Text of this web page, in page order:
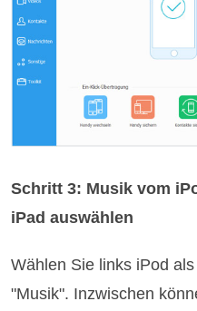
Schritt 3: Musik vom
iPad auswählen
Wählen Sie links iPod
"Musik". Inzwischen